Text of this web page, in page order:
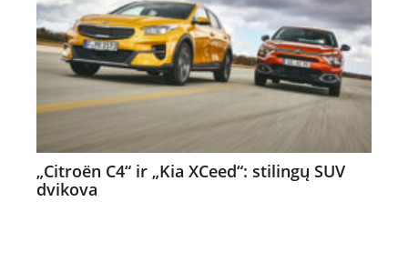
„Citroën C4“ ir „Kia XCeed“: stilingų SUV
dvikova